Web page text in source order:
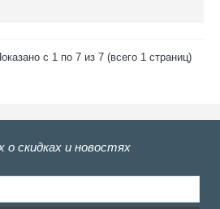
с 1 по 7 из 7 (всего 1 страниц)
о скидках и новостях